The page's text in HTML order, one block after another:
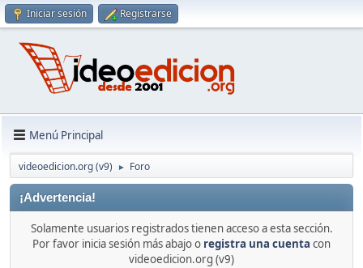
Iniciar sesión Registrarse
Menú Principal
videoedicion.org (v9) ► Foro
¡Advertencia!
Solamente usuarios registrados tienen acceso a esta sección.
Por favor inicia sesión más abajo o registra una cuenta con
videoedicion.org (v9)